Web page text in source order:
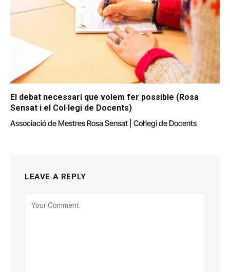
El debat necessari que volem fer possible (Rosa
Sensat i el Col·legi de Docents)
Associació de Mestres Rosa Sensat | Col·legi de Docents
LEAVE A REPLY